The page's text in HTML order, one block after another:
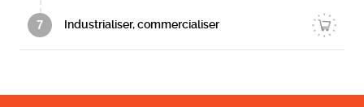
7 Industrialiser, commercialiser